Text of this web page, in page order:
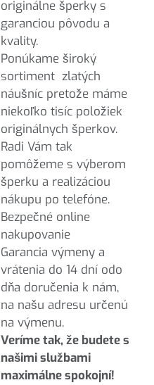
originálne šperky s
garanciou pôvodu a
kvality.
Ponúkame široký
sortiment zlatých
náušníc pretože máme
niekoľko tisíc položiek
originálnych šperkov.
Radi Vám tak
pomôžeme s výberom
šperku a realizáciou
nákupu po telefóne.
Bezpečné online
nakupovanie
Garancia výmeny a
vrátenia do 14 dní odo
dňa doručenia k nám,
na našu adresu určenú
na výmenu.
Veríme tak, že budete s
našimi službami
maximálne spokojní!